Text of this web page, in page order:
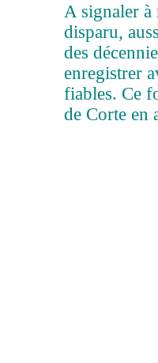
A signaler
disparu,
des
enregistrer
fiables. Ce
de Corte en